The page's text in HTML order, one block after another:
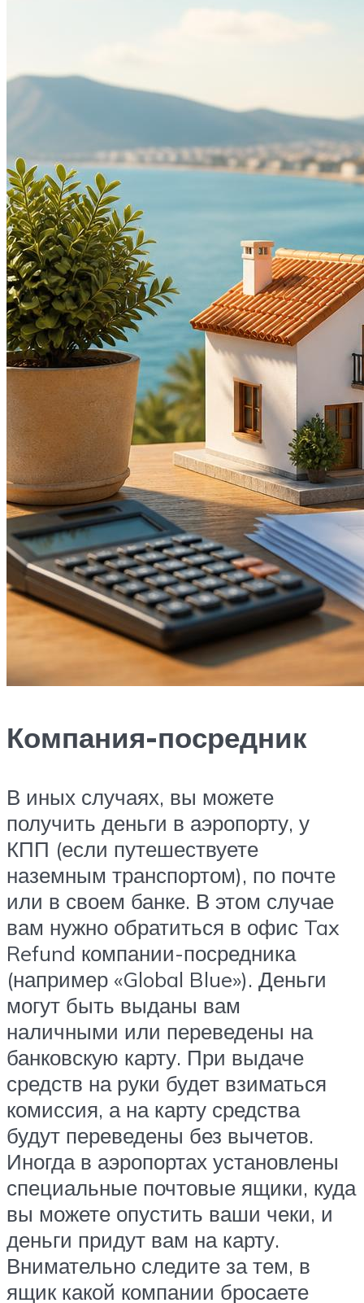
Компания-посредник
В иных случаях, вы можете
получить деньги в аэропорту, у
КПП (если путешествуете
наземным транспортом), по почте
или в своем банке. В этом случае
вам нужно обратиться в офис Tax
Refund компании-посредника
(например «Global Blue»). Деньги
могут быть выданы вам
наличными или переведены на
банковскую карту. При выдаче
средств на руки будет взиматься
комиссия, а на карту средства
будут переведены без вычетов.
Иногда в аэропортах установлены
специальные почтовые ящики, куда
вы можете опустить ваши чеки, и
деньги придут вам на карту.
Внимательно следите за тем, в
ящик какой компании бросаете